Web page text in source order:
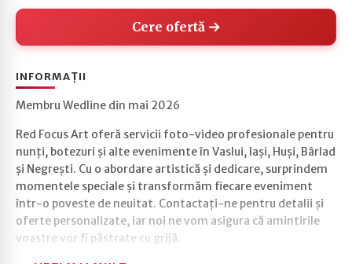
Cere ofertă
INFORMAȚII
Membru Wedline din mai 2026
Red Focus Art oferă servicii foto-video profesionale pentru
nunți, botezuri și alte evenimente în Vaslui, Iași, Huși, Bârlad
și Negrești. Cu o abordare artistică și dedicare, surprindem
momentele speciale și transformăm fiecare eveniment
într-o poveste de neuitat. Contactați-ne pentru detalii și
oferte personalizate, iar noi ne vom asigura că amintirile
voastre vor fi păstrate cu grijă.